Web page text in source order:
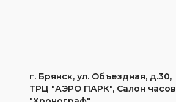
г. Брянск, ул. Объездная, д.30,
ТРЦ "АЭРО ПАРК", Салон часов